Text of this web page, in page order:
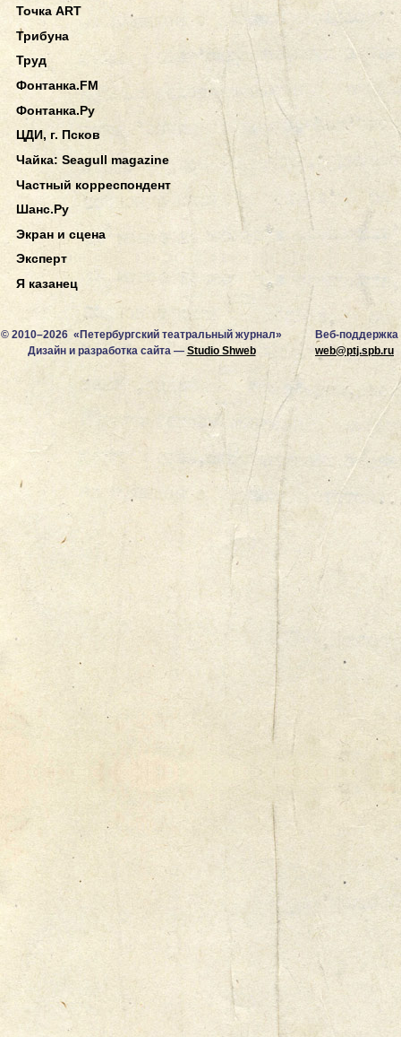
Точка ART
Трибуна
Труд
Фонтанка.FM
Фонтанка.Ру
ЦДИ, г. Псков
Чайка: Seagull magazine
Частный корреспондент
Шанс.Ру
Экран и сцена
Эксперт
Я казанец
© 2010–2026 «Петербургский театральный журнал»
Дизайн и разработка сайта — Studio Shweb
Веб-поддержка
web@ptj.spb.ru